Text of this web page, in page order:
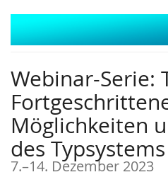
Zum
Inhalt
Webinar-Serie:
Möglichkeiten
des Typsystems
7.–bis
14. Dezember 2023